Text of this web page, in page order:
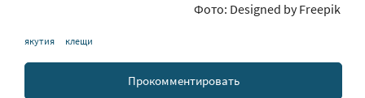
Фото: Designed by Freepik
якутия клещи
Прокомментировать